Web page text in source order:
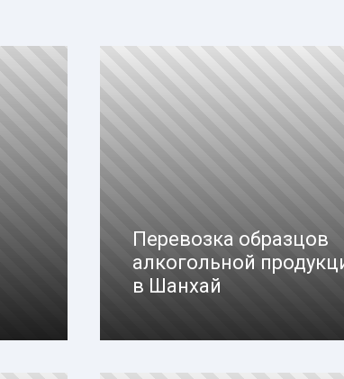
Перевозка образцов
алкогольной
в Шанхай